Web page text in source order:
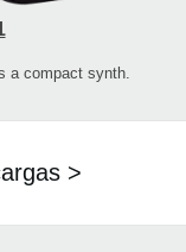
a compact synth.
>